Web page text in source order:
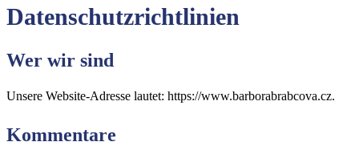
Datenschutzrichtlinien
Wer wir sind
Unsere Website-Adresse lautet: https://www.barborabrabcova.cz.
Kommentare